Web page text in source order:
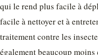
qui le rend plus facile à
facile à nettoyer et à
traitement contre les
également beaucoup moins